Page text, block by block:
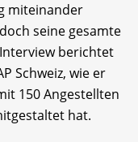
miteinander
seine gesamte
berichtet
Schweiz, wie er
150 Angestellten
hat.